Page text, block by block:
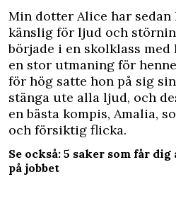
Min dotter Alice har
känslig för ljud och
började i en skolklass med
en stor utmaning för
för hög satte hon på sig
stänga ute alla ljud, och
en bästa kompis, Amalia,
och försiktig flicka.
Se också: 5 saker som får
på jobbet